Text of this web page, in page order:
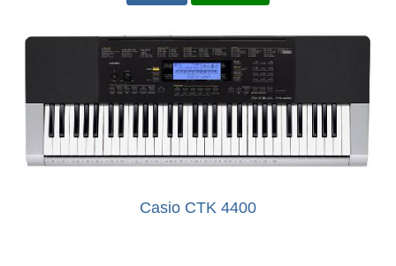
Casio CTK 4400